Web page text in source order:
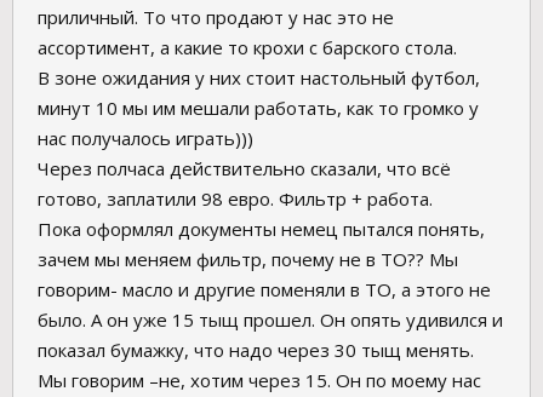
приличный. То что продают у нас это не
ассортимент, а какие то крохи с барского стола.
В зоне ожидания у них стоит настольный футбол,
минут 10 мы им мешали работать, как то громко у
нас получалось играть)))
Через полчаса действительно сказали, что всё
готово, заплатили 98 евро. Фильтр + работа.
Пока оформлял документы немец пытался понять,
зачем мы меняем фильтр, почему не в ТО?? Мы
говорим- масло и другие поменяли в ТО, а этого не
было. А он уже 15 тыщ прошел. Он опять удивился и
показал бумажку, что надо через 30 тыщ менять.
Мы говорим –не, хотим через 15. Он по моему нас